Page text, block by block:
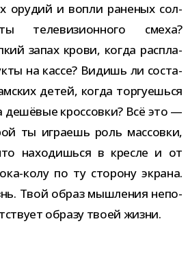
ору­дий и вопли ране­ных сол­
теле­ви­зи­он­ного смеха?
запах крови, когда рас­пла­
на кассе? Видишь ли соста­
детей, когда тор­гу­ешься
дешё­вые крос­совки? Всё это —
ты игра­ешь роль мас­совки,
нахо­дишься в кресле и от
​колу по ту сто­рону экрана.
Твой образ мыш­ле­ния непо­
образу твоей жизни.